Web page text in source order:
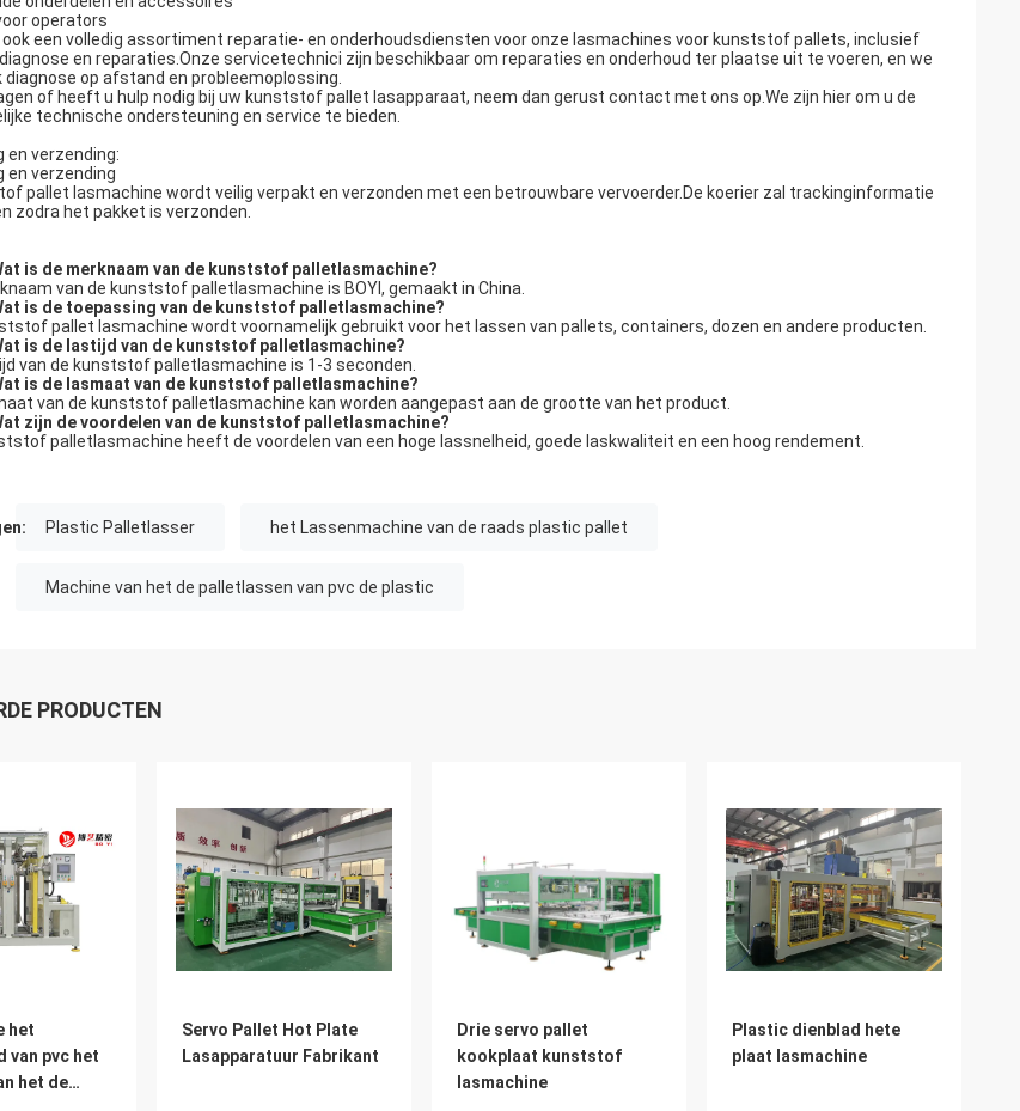
operators
ook een volledig assortiment reparatie- en onderhoudsdiensten voor onze lasmachines voor kunststof pallets, inclusief
en reparaties.Onze servicetechnici zijn beschikbaar om reparaties en onderhoud ter plaatse uit te voeren, en we
diagnose op afstand en probleemoplossing.
of heeft u hulp nodig bij uw kunststof pallet lasapparaat, neem dan gerust contact met ons op.We zijn hier om u de
technische ondersteuning en service te bieden.
en verzending:
en verzending
pallet lasmachine wordt veilig verpakt en verzonden met een betrouwbare vervoerder.De koerier zal trackinginformatie
zodra het pakket is verzonden.
is de merknaam van de kunststof palletlasmachine?
van de kunststof palletlasmachine is BOYI, gemaakt in China.
is de toepassing van de kunststof palletlasmachine?
pallet lasmachine wordt voornamelijk gebruikt voor het lassen van pallets, containers, dozen en andere producten.
is de lastijd van de kunststof palletlasmachine?
van de kunststof palletlasmachine is 1-3 seconden.
is de lasmaat van de kunststof palletlasmachine?
van de kunststof palletlasmachine kan worden aangepast aan de grootte van het product.
zijn de voordelen van de kunststof palletlasmachine?
palletlasmachine heeft de voordelen van een hoge lassnelheid, goede laskwaliteit en een hoog rendement.
Plastic Palletlasser het Lassenmachine van de raads plastic pallet
Machine van het de palletlassen van pvc de plastic
PRODUCTEN
het
van pvc het
het de
Servo Pallet Hot Plate
Lasapparatuur Fabrikant
Drie servo pallet
kookplaat kunststof
lasmachine
Plastic dienblad hete
plaat lasmachine